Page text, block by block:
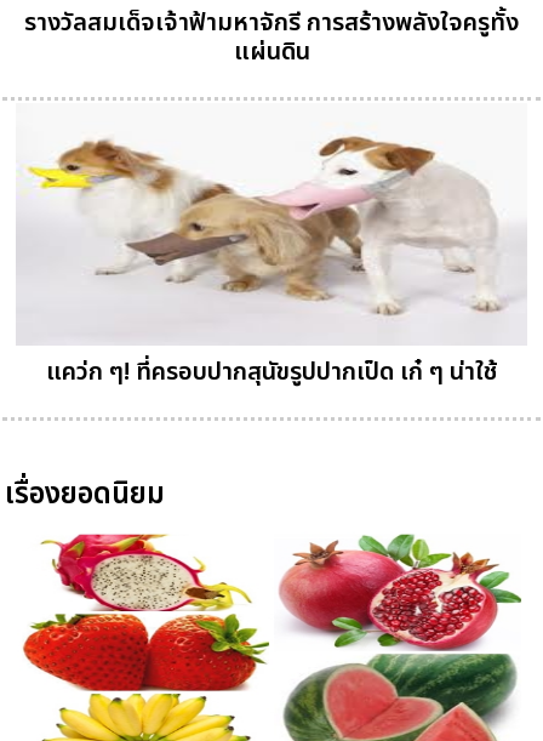
รางวัลสมเด็จเจ้าฟ้ามหาจักรี การสร้างพลังใจครูทั้ง
แผ่นดิน
แคว่ก ๆ! ที่ครอบปากสุนัขรูปปากเป็ด เก๋ ๆ น่าใช้
เรื่องยอดนิยม